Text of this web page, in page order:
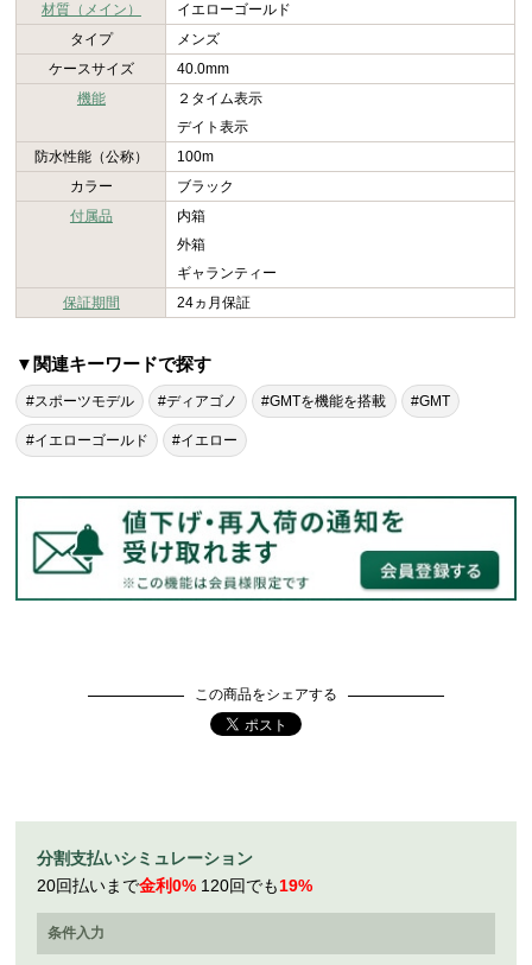
材質（メイン）
イエローゴールド
タイプ
メンズ
ケースサイズ
40.0mm
機能
２タイム表示
デイト表示
防水性能（公称）
100m
カラー
ブラック
付属品
内箱
外箱
ギャランティー
保証期間
24ヵ月保証
▼関連キーワードで探す
#スポーツモデル #ディアゴノ #GMTを機能を搭載 #GMT
#イエローゴールド #イエロー
この商品をシェアする
分割支払いシミュレーション
20回払いまで金利0% 120回でも19%
条件入力